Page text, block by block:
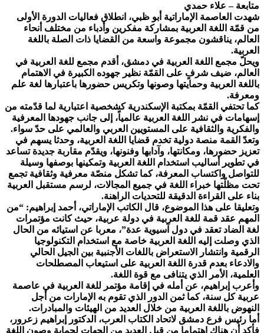
متابعة – علاء حمدي
شهدت العاصمة الإماراتية أبو ظبي، انطلاق فعاليات الدورة الأولى
من قمّة اللغة العربية بمشاركة مفكرين وأدباء من مختلف أنحاء
العالم، يناقشون مجموعة واسعة من القضايا ذات الصلة باللغة
العربية.
ويحلّ مجمع اللغة العربية في دمشق، أقدم مجمع للغة العربية في
العالم، ضيف شرفٍ على القمّة نظير جهوده الكبيرة في الاهتمام
باللغة العربية وحمايتها وصونها وتكريس حضورها باعتبارها لغة علم
ومعرفة.
كما تحتفي القمّة بمكتبة الإسكندرية كشخصية اعتبارية لما قدّمته من
إسهامات في نشر اللغة العربية عالمياً، إلى جانب جهودها المعرفية
والفكرية والثقافية على المستويين العربي والعالمي على حدّ سواء.
وتعدّ القمة منصة دولية تخدم قضايا اللغة العربية، وحدثا يسهم في
تعزيز حضورها، ومكانتها، وآدابها وفنونها، ويقدّم مقاربة جديدة تساعد
في تطوير أساليب استخدام اللغة العربية وتمكينها بوصفها وسيلة
للتواصل واكتساب المعرفة، كما تشكل منصّة معرفية وثقافية تجمع
تحت مظلّتها خبراء اللغة في جميع المجالات، لرسم مستقبل العربية
بناء على القراءة الدقيقة للتحديات الراهنة.
وتعليقا على هذا الموضوع، قال الكاتب الإماراتي، أحمد إبراهيم: “من
المهم عقد قمة للغة العربية في دولة عربية، حيث كانت مؤتمرات
لغة الضاد تعقد في دول آسيوية عدة”، معربا عن استيائه من الحال
الذي وصلت إليه اللغة العربية خاصة مع استخدام التكنولوجيا
الرقمية وانتشار الاستعراض باللغات الأجنبية بين الجيل الحالي
والادعاء بعدم قدرة اللغة العربية على استيعاب المصطلحات
العلمية، الأمر الذي يتنافى مع قوة اللغة.
وأعرب إبراهيم، عن أمله في إقامة مؤتمر للغة العربية في عاصمة
عربية كل سنة، كما ثمن الدور الذي تقوم به الإمارات من أجل
النهوض باللغة العربية من خلال العديد من الهيئات والمبادرات.
أما رئيس فرع دمشق لاتحاد الكتاب العرب، الدكتور إبراهيم زعرور،
فأكد أن هناك اهتماما من قبل العديد من الجهات لحماية وصون اللغة